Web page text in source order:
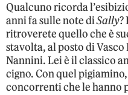
Qualcuno ricorda
anni fa sulle note diSally?
ritroverete quello che è
stavolta, al posto di Vasco
Nannini. Lei è il classico
cigno. Con quel
concorrenti che le hanno